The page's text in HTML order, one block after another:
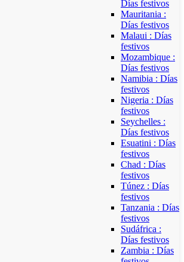
Días festivos
Mauritania :
Días festivos
Malaui : Días
festivos
Mozambique :
Días festivos
Namibia : Días
festivos
Nigeria : Días
festivos
Seychelles :
Días festivos
Esuatini : Días
festivos
Chad : Días
festivos
Túnez : Días
festivos
Tanzania : Días
festivos
Sudáfrica :
Días festivos
Zambia : Días